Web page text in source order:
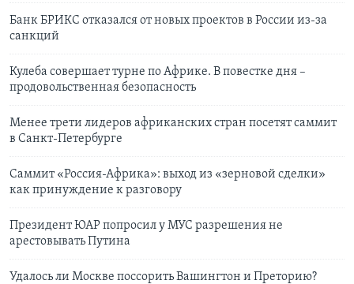
Банк БРИКС отказался от новых проектов в России из-за
санкций
Кулеба совершает турне по Африке. В повестке дня –
продовольственная безопасность
Менее трети лидеров африканских стран посетят саммит
в Санкт-Петербурге
Саммит «Россия-Африка»: выход из «зерновой сделки»
как принуждение к разговору
Президент ЮАР попросил у МУС разрешения не
арестовывать Путина
Удалось ли Москве поссорить Вашингтон и Преторию?